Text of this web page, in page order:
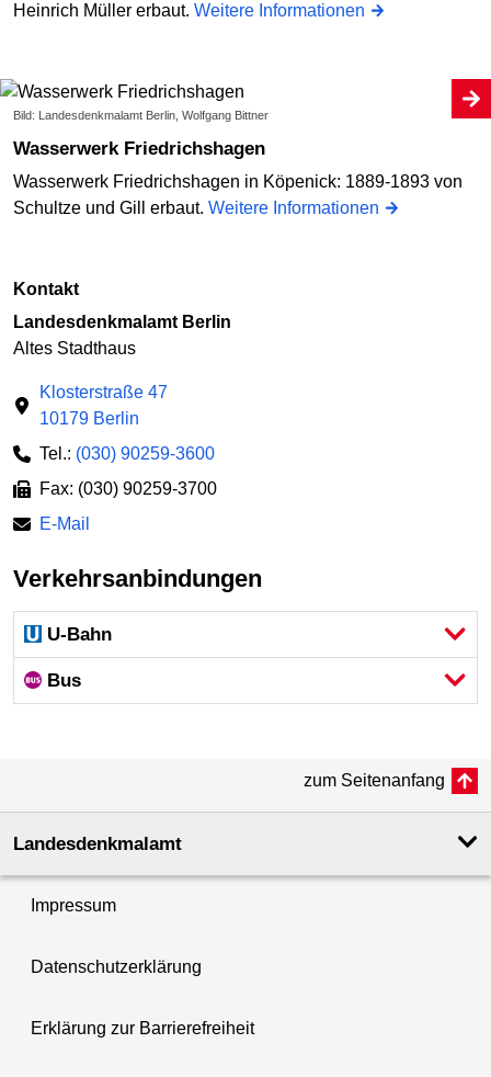
Heinrich Müller erbaut. Weitere Informationen
Bild: Landesdenkmalamt Berlin, Wolfgang Bittner
Wasserwerk Friedrichshagen
Wasserwerk Friedrichshagen in Köpenick: 1889-1893 von
Schultze und Gill erbaut. Weitere Informationen
Kontakt
Landesdenkmalamt Berlin
Altes Stadthaus
Klosterstraße 47
10179 Berlin
Tel.: (030) 90259-3600
Fax: (030) 90259-3700
E-Mail
Verkehrsanbindungen
U-Bahn
Bus
zum Seitenanfang
Landesdenkmal­amt
Impressum
Datenschutzerklärung
Erklärung zur Barrierefreiheit